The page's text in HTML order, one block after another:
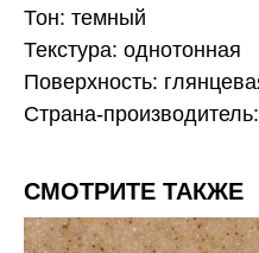
Тон: темный
Текстура: однотонная
Поверхность:
Страна-
СМОТРИТЕ ТАКЖЕ